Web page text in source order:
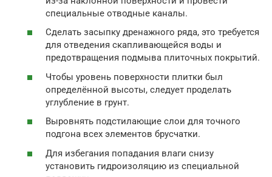
специальные отводные каналы.
Сделать засыпку дренажного ряда, это требуется
для отведения скапливающейся воды и
предотвращения подмыва плиточных покрытий.
Чтобы уровень поверхности плитки был
определённой высоты, следует проделать
углубление в грунт.
Выровнять подстилающие слои для точного
подгона всех элементов брусчатки.
Для избегания попадания влаги снизу
установить гидроизоляцию из специальной